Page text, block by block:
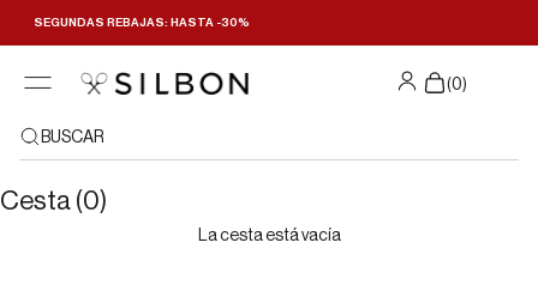
SEGUNDAS REBAJAS: HASTA -30%
(0)
BUSCAR
Cesta (0)
La cesta está vacía